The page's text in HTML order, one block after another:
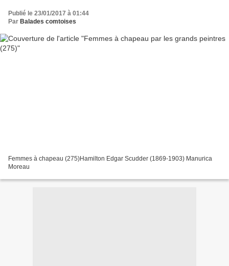
Publié le 23/01/2017 à 01:44
Par Balades comtoises
Femmes à chapeau (275)Hamilton Edgar Scudder (1869-1903) Manurica
Moreau